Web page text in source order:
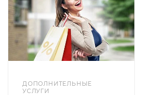
Под заказ цветовое исполнение в
велюр. Коллекция Velutto более 20
решений на выбор.
ДОПОЛНИТЕЛЬНЫЕ
УСЛУГИ